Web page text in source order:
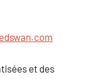
et des